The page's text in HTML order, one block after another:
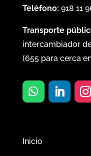
Teléfono: 918 11
Transporte
intercambiador
(655para cerca
Inicio